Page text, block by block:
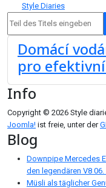
Style Diaries
Domácí
pro
Info
Copyright © 2026 Style
Joomla! ist freie, unter der
Blog
Downpipe Mercedes
den legendären V8
Müsli als täglicher